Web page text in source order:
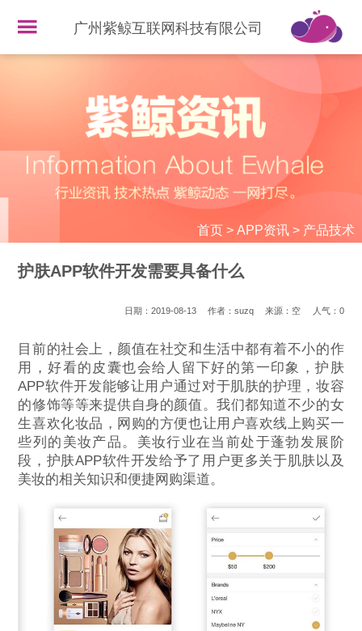
广州紫鲸互联网科技有限公司
首页> APP资讯> 产品技术
护肤APP软件开发需要具备什么
日期：2019-08-13 作者：suzq 来源：空 人气： 0
目前的社会上，颜值在社交和生活中都有着不小的作
用，好看的皮囊也会给人留下好的第一印象，护肤
APP软件开发能够让用户通过对于肌肤的护理，妆容
的修饰等等来提供自身的颜值。我们都知道不少的女
生喜欢化妆品，网购的方便也让用户喜欢线上购买一
些列的美妆产品。美妆行业在当前处于蓬勃发展阶
段，护肤APP软件开发给予了用户更多关于肌肤以及
美妆的相关知识和便捷网购渠道。